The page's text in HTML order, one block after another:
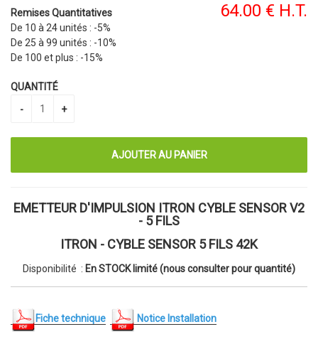
64.00 € H.T.
Remises Quantitatives
De 10 à 24 unités : -5%
De 25 à 99 unités : -10%
De 100 et plus : -15%
QUANTITÉ
EMETTEUR D'IMPULSION ITRON CYBLE SENSOR V2
- 5 FILS
ITRON - CYBLE SENSOR 5 FILS 42K
Disponibilité : En STOCK limité (nous consulter pour quantité)
Fiche technique Notice Installation